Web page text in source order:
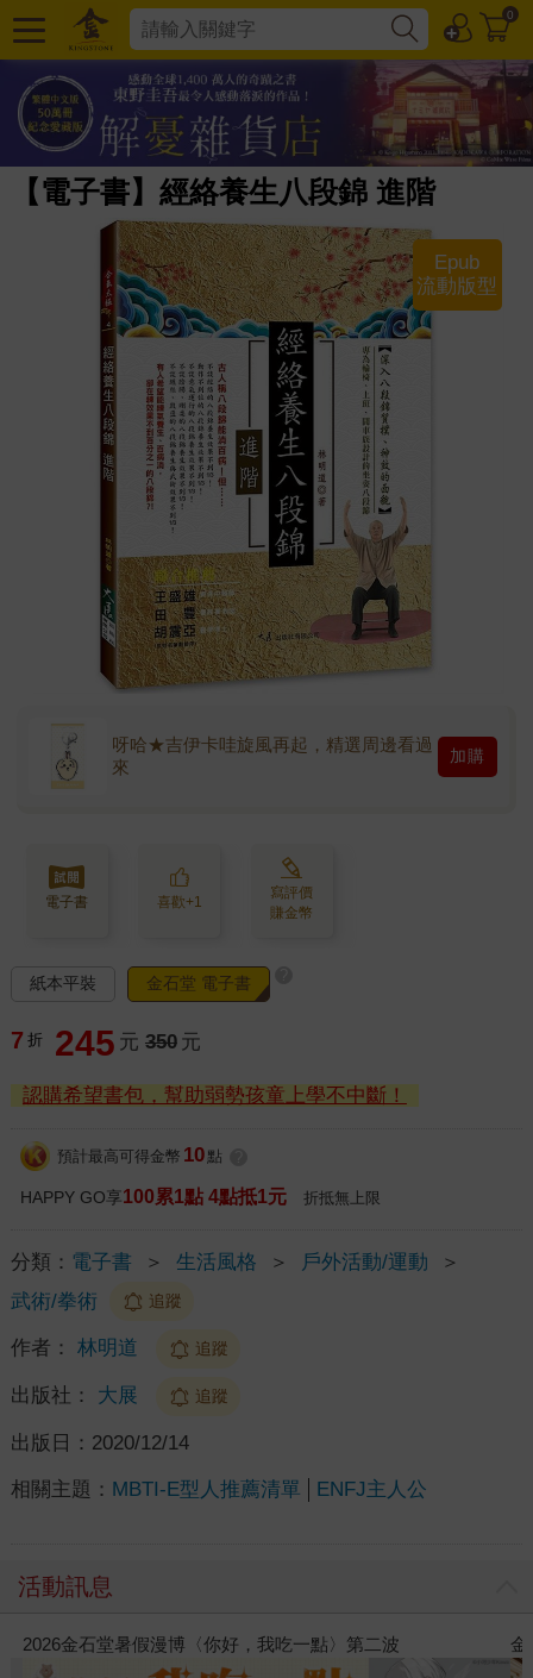
0
【電子書】經絡養生八段錦 進階
Epub
流動版型
呀哈★吉伊卡哇旋風再起，精選周邊看過
來
加購
電子書 喜歡+1
寫評價
賺金幣
紙本平裝 金石堂 電子書
7 折 245 元 350 元
認購希望書包，幫助弱勢孩童上學不中斷！
預計最高可得金幣 10 點
HAPPY GO享100累1點 4點抵1元 折抵無上限
分類： 電子書 ＞ 生活風格 ＞ 戶外活動/運動
＞
武術/拳術
追蹤
作者： 林明道 追蹤
出版社： 大展 追蹤
出版日： 2020/12/14
相關主題： MBTI-E型人推薦清單 ENFJ主人公
活動訊息
金石堂2026海外優惠：電子書